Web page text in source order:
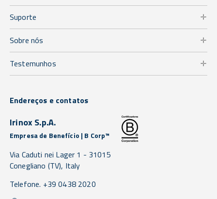
Suporte
Sobre nós
Testemunhos
Endereços e contatos
Irinox S.p.A.
Empresa de Benefício | B Corp™
Via Caduti nei Lager 1 - 31015
Conegliano (TV), Italy
Telefone. +39 0438 2020